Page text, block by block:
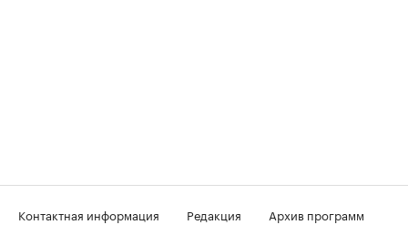
Контактная информация Редакция
Архив программ